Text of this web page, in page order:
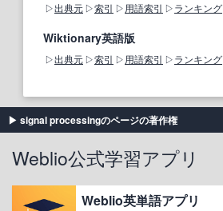
出典元 索引 用語索引 ランキング
Wiktionary英語版
出典元 索引 用語索引 ランキング
signal processingのページの著作権
Weblio公式学習アプリ
Weblio英単語アプリ